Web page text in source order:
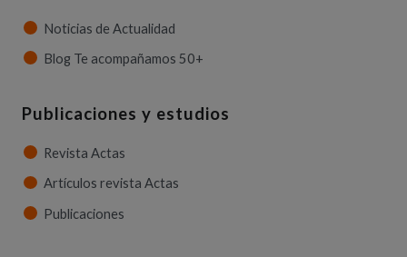
Noticias de Actualidad
Blog Te acompañamos 50+
Publicaciones y estudios
Revista Actas
Artículos revista Actas
Publicaciones